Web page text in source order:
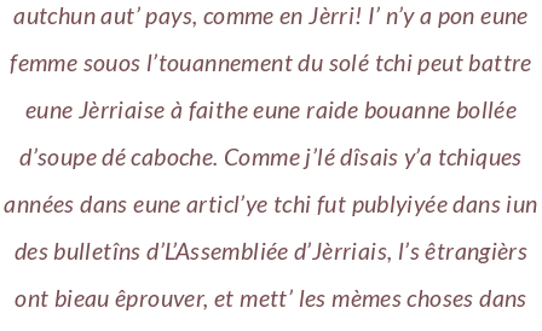
autchun aut’ pays, comme en Jèrri! I’ n’y a pon eune
femme souos l’touannement du solé tchi peut battre
eune Jèrriaise à faithe eune raide bouanne bollée
d’soupe dé caboche. Comme j’lé dîsais y’a tchiques
années dans eune articl’ye tchi fut publyiyée dans iun
des bulletîns d’L’Assembliée d’Jèrriais, l’s êtrangièrs
ont bieau êprouver, et mett’ les mèmes choses dans